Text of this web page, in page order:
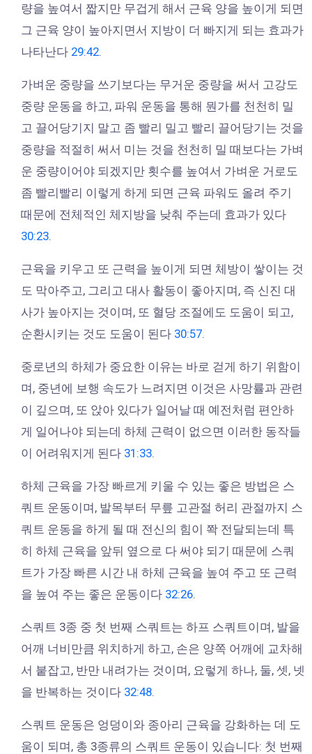
량을 높여서 짧지만 무겁게 해서 근육 양을 높이게 되면
그 근육 양이 높아지면서 지방이 더 빠지게 되는 효과가
나타난다 29:42
가벼운 중량을 쓰기보다는 무거운 중량을 써서 고강도
중량 운동을 하고, 파워 운동을 통해 뭔가를 천천히 밀
고 끌어당기지 말고 좀 빨리 밀고 빨리 끌어당기는 것을
중량을 적절히 써서 미는 것을 천천히 밀 때보다는 가벼
운 중량이어야 되겠지만 횟수를 높여서 가벼운 거로도
좀 빨리빨리 이렇게 하게 되면 근육 파워도 올려 주기
때문에 전체적인 체지방을 낮춰 주는데 효과가 있다
30:23
근육을 키우고 또 근력을 높이게 되면 체방이 쌓이는 것
도 막아주고, 그리고 대사 활동이 좋아지며, 즉 신진 대
사가 높아지는 것이며, 또 혈당 조절에도 도움이 되고,
순환시키는 것도 도움이 된다 30:57
중로년의 하체가 중요한 이유는 바로 걷게 하기 위함이
며, 중년에 보행 속도가 느려지면 이것은 사망률과 관련
이 깊으며, 또 앉아 있다가 일어날 때 예전처럼 편안하
게 일어나야 되는데 하체 근력이 없으면 이러한 동작들
이 어려워지게 된다 31:33
하체 근육을 가장 빠르게 키울 수 있는 좋은 방법은 스
쿼트 운동이며, 발목부터 무릎 고관절 허리 관절까지 스
쿼트 운동을 하게 될 때 전신의 힘이 쫙 전달되는데 특
히 하체 근육을 앞뒤 옆으로 다 써야 되기 때문에 스쿼
트가 가장 빠른 시간 내 하체 근육을 높여 주고 또 근력
을 높여 주는 좋은 운동이다 32:26
스쿼트 3종 중 첫 번째 스쿼트는 하프 스쿼트이며, 발을
어깨 너비만큼 위치하게 하고, 손은 양쪽 어깨에 교차해
서 붙잡고, 반만 내려가는 것이며, 요렇게 하나, 둘, 셋, 넷
을 반복하는 것이다 32:48
스쿼트 운동은 엉덩이와 종아리 근육을 강화하는 데 도
움이 되며, 총 3종류의 스쿼트 운동이 있습니다: 첫 번째